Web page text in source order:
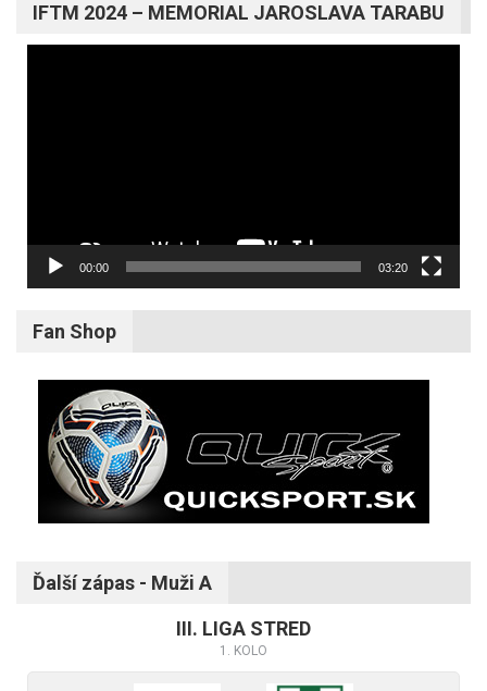
IFTM 2024 – MEMORIAL JAROSLAVA TARABU
00:00 03:20
Fan Shop
Ďalší zápas - Muži A
III. LIGA STRED
1. KOLO